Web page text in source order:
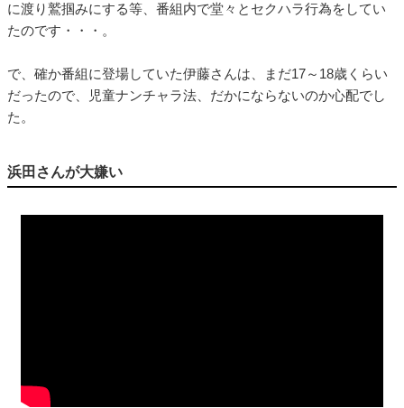
に渡り鷲掴みにする等、番組内で堂々とセクハラ行為をしてい
たのです・・・。
で、確か番組に登場していた伊藤さんは、まだ17～18歳くらい
だったので、児童ナンチャラ法、だかにならないのか心配でし
た。
浜田さんが大嫌い